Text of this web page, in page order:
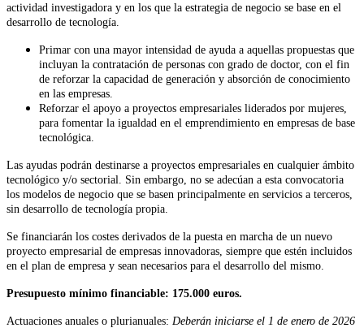
actividad investigadora y en los que la estrategia de negocio se base en el
desarrollo de tecnología.
Primar con una mayor intensidad de ayuda a aquellas propuestas que
incluyan la contratación de personas con grado de doctor, con el fin
de reforzar la capacidad de generación y absorción de conocimiento
en las empresas.
Reforzar el apoyo a proyectos empresariales liderados por mujeres,
para fomentar la igualdad en el emprendimiento en empresas de base
tecnológica.
Las ayudas podrán destinarse a proyectos empresariales en cualquier ámbito
tecnológico y/o sectorial. Sin embargo, no se adecúan a esta convocatoria
los modelos de negocio que se basen principalmente en servicios a terceros,
sin desarrollo de tecnología propia.
Se financiarán los costes derivados de la puesta en marcha de un nuevo
proyecto empresarial de empresas innovadoras, siempre que estén incluidos
en el plan de empresa y sean necesarios para el desarrollo del mismo.
Presupuesto mínimo financiable: 175.000 euros.
Actuaciones anuales o plurianuales: Deberán iniciarse el 1 de enero de 2026